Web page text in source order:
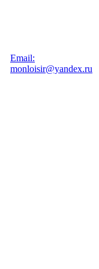
Email:
monloisir@yandex.ru